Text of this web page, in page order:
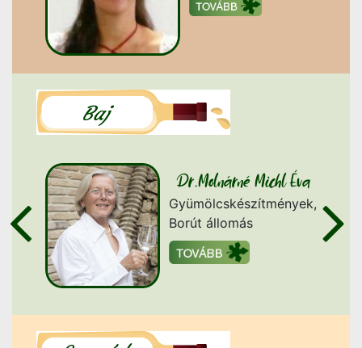
Dr.Molnárné Michl Éva
Gyümölcskészítmények,
Borút állomás